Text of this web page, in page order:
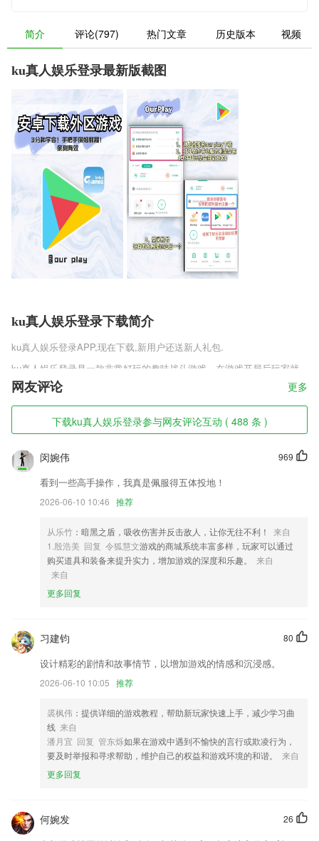
简介 评论(797) 热门文章 历史版本 视频
ku真人娱乐登录最新版截图
ku真人娱乐登录下载简介
ku真人娱乐登录APP,现在下载,新用户还送新人礼包.
ku真人娱乐登录是一款非常好玩的趣味战斗游戏，在游戏开局后玩家就
可以选择一个阵营，里面会有三大不同的阵营，你可以任意选择，游戏中
还原了三国中的人物，游戏中的人物建造都非常的真实，并且还有很多的
战争在等着你，你要控制你的部队去战斗，攻城略地。
ku真人娱乐登录软件特色
1,支持幼儿教师实现优化教学管理方式，自我专业成长管理的服务管理平
台；
片素材等教学资源；
3,主要服务的项目是顺风车，超多司机接单，你可以轻松预约。
4,家庭作业小助手
5,购票缴费出行一应俱全，查看便捷生活信息，开启你的指尖新生活。
6,回放/下载已拍摄的2265视频/照片
1.▼成就系统，通过听老师绘本，自己读绘本，免费获得星星，兑换“专
属成就”
2.·针对性训练发音难点逐一突破
4.数据永久保存，为监管部门提供有力监管保障
5.按照听写顺序展示词语，单词
6.网上教学方便，孩子可以根据自己的时间安排上课，免去了家长交通的
辛苦，享受科学优质的教育。家长可以和孩子一起学习，和孩子一起见证
ku真人娱乐登录更新了什么?
笔记记事优化
网友评论 更多
下载ku真人娱乐登录参与网友评论互动 ( 488 条 )
969
闵婉伟
看到一些高手操作，我真是佩服得五体投地！
2026-06-10 10:46 推荐
从乐竹 ：暗黑之盾，吸收伤害并反击敌人，让你无往不利！
来自
1.殷浩美 回复 令狐慧文游戏的商城系统丰富多样，玩家可以通过
购买道具和装备来提升实力，增加游戏的深度和乐趣。
来自
来自
更多回复
80
习建钧
设计精彩的剧情和故事情节，以增加游戏的情感和沉浸感。
2026-06-10 10:05 推荐
裘枫伟 ：提供详细的游戏教程，帮助新玩家快速上手，减少学习曲
线 来自
潘月宜 回复 管东烁如果在游戏中遇到不愉快的言行或欺凌行为，
要及时举报和寻求帮助，维护自己的权益和游戏环境的和谐。
来自
更多回复
26
何婉发